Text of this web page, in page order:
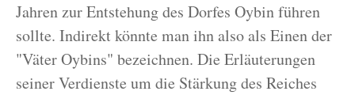
Jahren zur Entstehung des Dorfes Oybin führen
sollte. Indirekt könnte man ihn also als Einen der
"Väter Oybins" bezeichnen. Die Erläuterungen
seiner Verdienste um die Stärkung des Reiches